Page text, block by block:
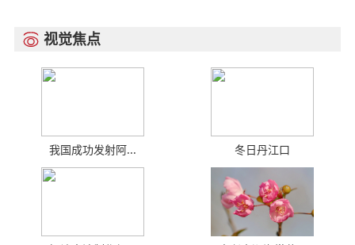
 视觉焦点
我国成功发射阿... 冬日丹江口